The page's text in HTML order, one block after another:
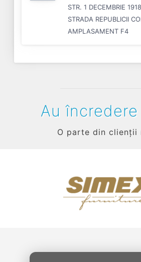
STR. 1 DECEMBRIE
STRADA REPUBLICII
AMPLASAMENT F4
Au
O parte din clienții